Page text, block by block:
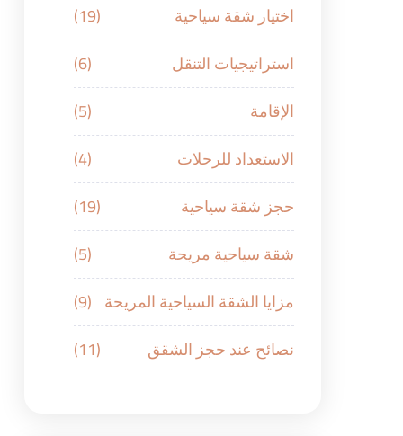
اختيار شقة سياحية
(19)
استراتيجيات التنقل
(6)
الإقامة
(5)
الاستعداد للرحلات
(4)
حجز شقة سياحية
(19)
شقة سياحية مريحة
(5)
مزايا الشقة السياحية المريحة (9)
نصائح عند حجز الشقق
(11)